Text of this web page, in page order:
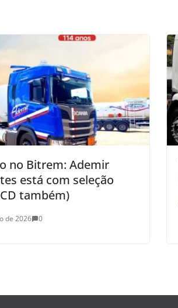
no Bitrem: Ademir
está com seleção
também)
de 2026 0